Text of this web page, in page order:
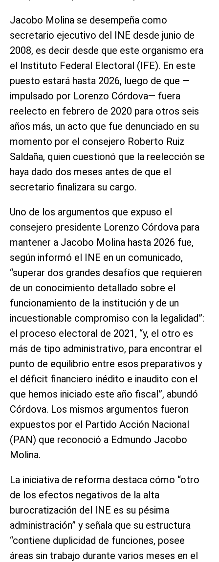
Jacobo Molina se desempeña como
secretario ejecutivo del INE desde junio de
2008, es decir desde que este organismo era
el Instituto Federal Electoral (IFE). En este
puesto estará hasta 2026, luego de que —
impulsado por Lorenzo Córdova— fuera
reelecto en febrero de 2020 para otros seis
años más, un acto que fue denunciado en su
momento por el consejero Roberto Ruiz
Saldaña, quien cuestionó que la reelección se
haya dado dos meses antes de que el
secretario finalizara su cargo.
Uno de los argumentos que expuso el
consejero presidente Lorenzo Córdova para
mantener a Jacobo Molina hasta 2026 fue,
según informó el INE en un comunicado,
“superar dos grandes desafíos que requieren
de un conocimiento detallado sobre el
funcionamiento de la institución y de un
incuestionable compromiso con la legalidad”:
el proceso electoral de 2021, “y, el otro es
más de tipo administrativo, para encontrar el
punto de equilibrio entre esos preparativos y
el déficit financiero inédito e inaudito con el
que hemos iniciado este año fiscal”, abundó
Córdova. Los mismos argumentos fueron
expuestos por el Partido Acción Nacional
(PAN) que reconoció a Edmundo Jacobo
Molina.
La iniciativa de reforma destaca cómo “otro
de los efectos negativos de la alta
burocratización del INE es su pésima
administración” y señala que su estructura
“contiene duplicidad de funciones, posee
áreas sin trabajo durante varios meses en el